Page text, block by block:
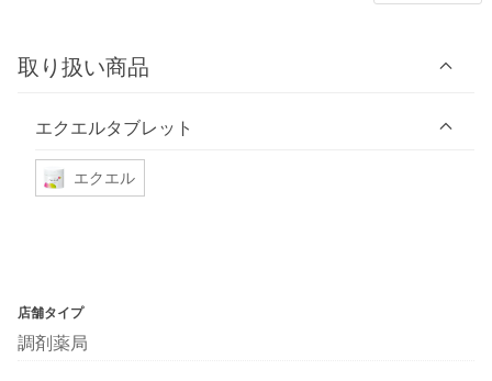
取り扱い商品
エクエルタブレット
エクエル
店舗タイプ
調剤薬局